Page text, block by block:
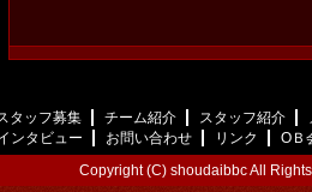
タッフ募集 チーム紹介 スタッフ紹介
ンタビュー お問い合わせ リンク
ОＢ
Copyright (C) shoudaibbc All